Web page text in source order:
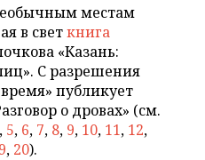
местам
в светкнига
«Казань:
С разрешения
публикует
о дровах» (см.
, 5, 6, 7, 8, 9, 10, 11, 12,
, 20).